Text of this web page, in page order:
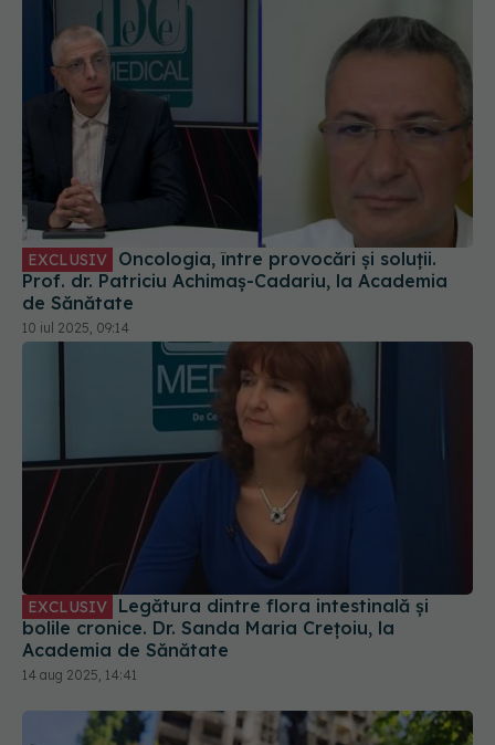
EXCLUSIV
Prof. dr. Patriciu Achimaș-Cadariu, la Academia
de Sănătate
10 iul 2025, 09:14
EXCLUSIV
bolile cronice. Dr. Sanda Maria Crețoiu, la
Academia de Sănătate
14 aug 2025, 14:41